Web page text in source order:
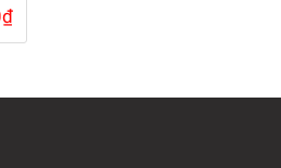
₫Giá
hiện
tại